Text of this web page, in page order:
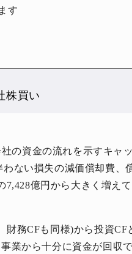
す
株買い
の資金の流れを示すキャ
ない損失の減価償却費、
7,428億円から大きく増え
財務CFも同様)から投資CF
業から十分に資金が回収